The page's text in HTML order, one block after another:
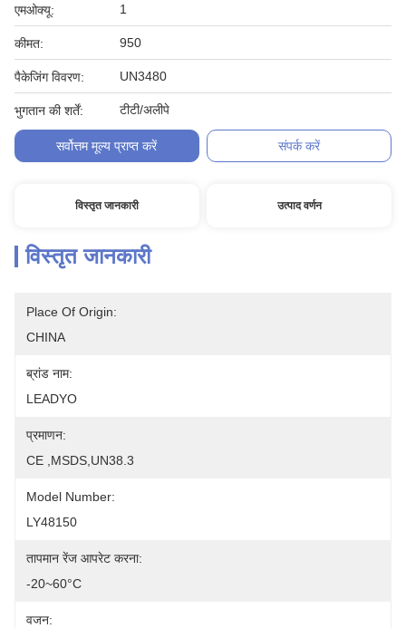
एमओक्यू: 1
कीमत: 950
पैकेजिंग विवरण: UN3480
भुगतान की शर्तें: टीटी/अलीपे
सर्वोत्तम मूल्य प्राप्त करें संपर्क करें
विस्तृत जानकारी उत्पाद वर्णन
विस्तृत जानकारी
Place Of Origin:
CHINA
ब्रांड नाम:
LEADYO
प्रमाणन:
CE ,MSDS,UN38.3
Model Number:
LY48150
तापमान रेंज आपरेट करना:
-20~60°C
वजन: